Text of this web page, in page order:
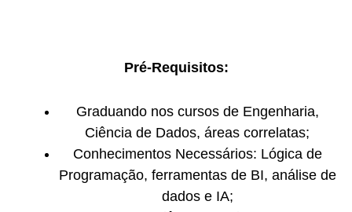
Pré-Requisitos:
Graduando nos cursos de Engenharia,
Ciência de Dados, áreas correlatas;
Conhecimentos Necessários: Lógica de
Programação, ferramentas de BI, análise de
dados e IA;